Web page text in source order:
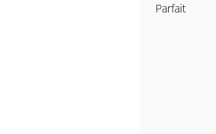
Parfait